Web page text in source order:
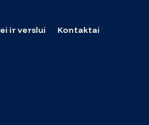
ir verslui Kontaktai